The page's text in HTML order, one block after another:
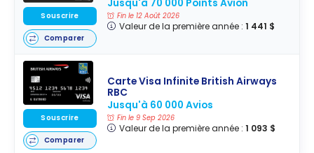
Jusqu'à 70 000 Points Avion
Fin le 12 Août 2026
Valeur de la première année : 1 441 $
Souscrire
Comparer
Carte Visa Infinite British Airways
RBC
Jusqu'à 60 000 Avios
Fin le 9 Sep 2026
Valeur de la première année : 1 093 $
Souscrire
Comparer